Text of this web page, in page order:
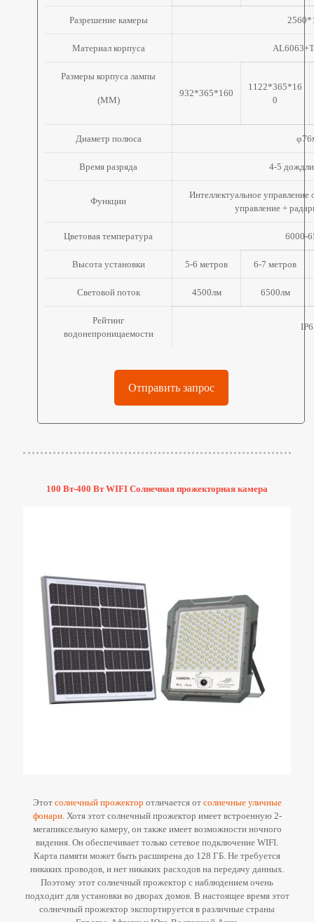
Разрешение камеры
Материал корпуса
Размеры корпуса лампы
(ММ)
932*365*160
1122*365*16
0
Диаметр полюса
Время разряда 4-5
Функции
Интеллектуальное
управление +
Цветовая температура 6000-
Высота установки 5-6 метров 6-7 метров
Световой поток 4500лм 6500лм
Рейтинг
водонепроницаемости
Отправить запрос
100 Вт-400 Вт WIFI Солнечная прожекторная камера
Этот солнечный прожектор отличается от солнечные уличные
фонари. Хотя этот солнечный прожектор имеет встроенную 2-
мегапиксельную камеру, он также имеет возможности ночного
видения. Он обеспечивает только сетевое подключение WIFI.
Карта памяти может быть расширена до 128 ГБ. Не требуется
никаких проводов, и нет никаких расходов на передачу данных.
Поэтому этот солнечный прожектор с наблюдением очень
подходит для установки во дворах домов. В настоящее время этот
солнечный прожектор экспортируется в различные страны